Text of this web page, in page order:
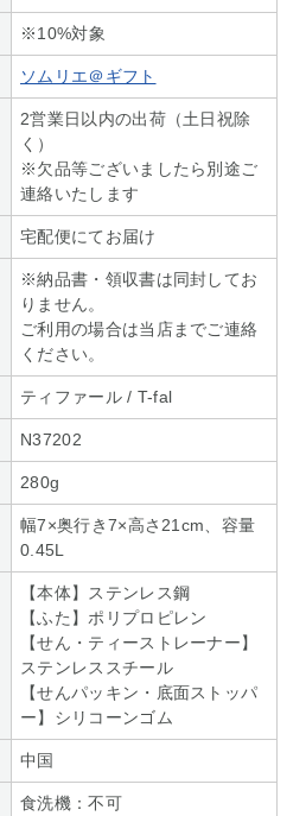
※10%対象
ソムリエ＠ギフト
2営業日以内の出荷（土日祝除
く）
※欠品等ございましたら別途ご
連絡いたします
宅配便にてお届け
※納品書・領収書は同封してお
りません。
ご利用の場合は当店までご連絡
ください。
ティファール / T-fal
N37202
280g
幅7×奥行き7×高さ21cm、容量
0.45L
【本体】ステンレス鋼
【ふた】ポリプロピレン
【せん・ティーストレーナー】
ステンレススチール
【せんパッキン・底面ストッパ
ー】シリコーンゴム
中国
食洗機：不可